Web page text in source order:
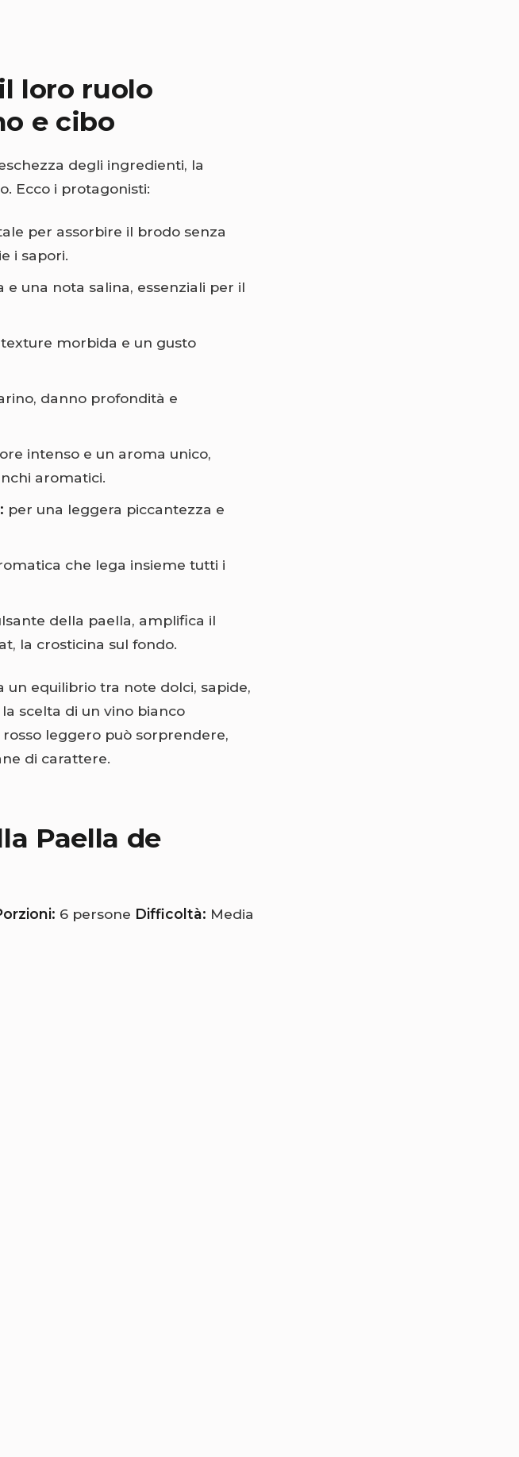
loro ruolo
e cibo
degli ingredienti, la
Ecco i protagonisti:
per assorbire il brodo senza
i sapori.
e una nota salina, essenziali per il
morbida e un gusto
danno profondità e
intenso e un aroma unico,
aromatici.
per una leggera piccantezza e
che lega insieme tutti i
della paella, amplifica il
la crosticina sul fondo.
equilibrio tra note dolci, sapide,
scelta di un vino bianco
leggero può sorprendere,
di carattere.
Paella de
6 persone Difficoltà: Media